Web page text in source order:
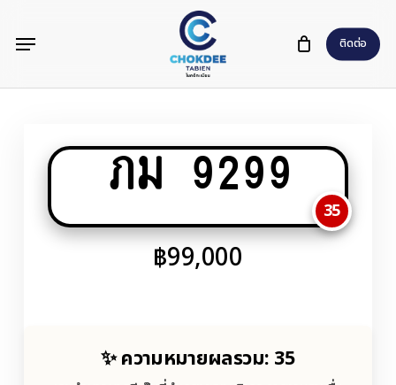
content
ติดต่อ
Menu
ภม 9299
35
฿99,000
✨ ความหมายผลรวม: 35